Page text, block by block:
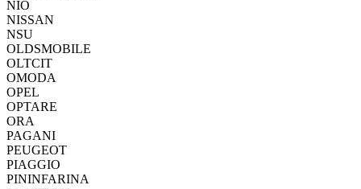
NIO
NISSAN
NSU
OLDSMOBILE
OLTCIT
OMODA
OPEL
OPTARE
ORA
PAGANI
PEUGEOT
PIAGGIO
PININFARINA